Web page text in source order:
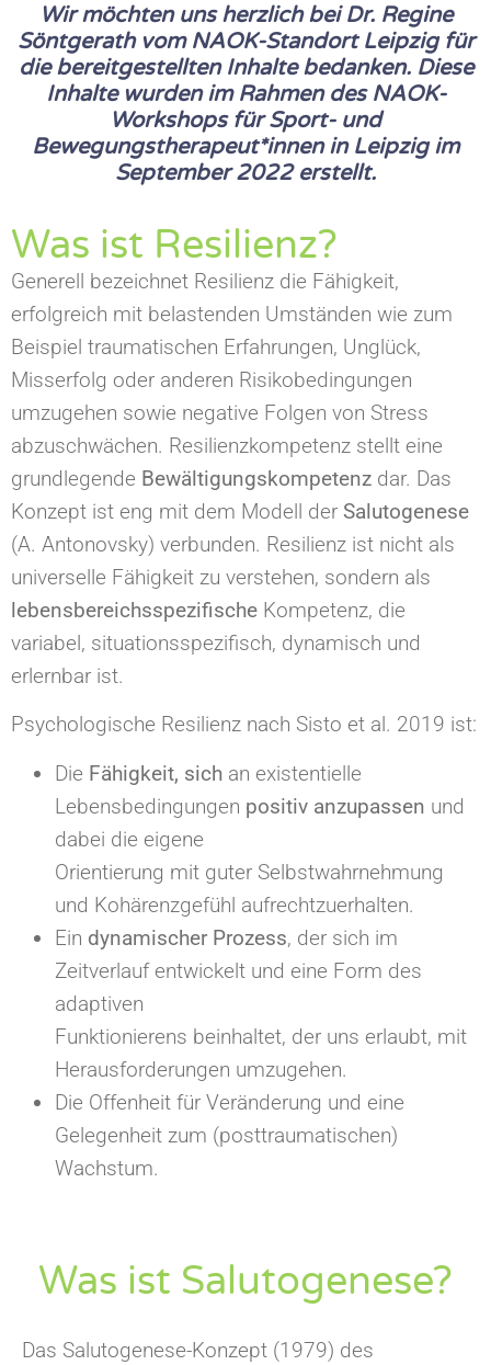
Wir möchten uns herzlich bei Dr. Regine
Söntgerath vom NAOK-Standort Leipzig für
die bereitgestellten Inhalte bedanken. Diese
Inhalte wurden im Rahmen des NAOK-
Workshops für Sport- und
Bewegungstherapeut*innen in Leipzig im
September 2022 erstellt.
Was ist Resilienz?
Generell bezeichnet Resilienz die Fähigkeit,
erfolgreich mit belastenden Umständen wie zum
Beispiel traumatischen Erfahrungen, Unglück,
Misserfolg oder anderen Risikobedingungen
umzugehen sowie negative Folgen von Stress
abzuschwächen. Resilienzkompetenz stellt eine
grundlegende Bewältigungskompetenz dar. Das
Konzept ist eng mit dem Modell der Salutogenese
(A. Antonovsky) verbunden. Resilienz ist nicht als
universelle Fähigkeit zu verstehen, sondern als
lebensbereichsspezifische Kompetenz, die
variabel, situationsspezifisch, dynamisch und
erlernbar ist.
Psychologische Resilienz nach Sisto et al. 2019 ist:
Die Fähigkeit, sich an existentielle
Lebensbedingungen positiv anzupassen und
dabei die eigene
Orientierung mit guter Selbstwahrnehmung
und Kohärenzgefühl aufrechtzuerhalten.
Ein dynamischer Prozess, der sich im
Zeitverlauf entwickelt und eine Form des
adaptiven
Funktionierens beinhaltet, der uns erlaubt, mit
Herausforderungen umzugehen.
Die Offenheit für Veränderung und eine
Gelegenheit zum (posttraumatischen)
Wachstum.
Was ist Salutogenese?
Das Salutogenese-Konzept (1979) des